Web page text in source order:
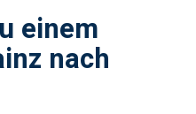
einem
nach